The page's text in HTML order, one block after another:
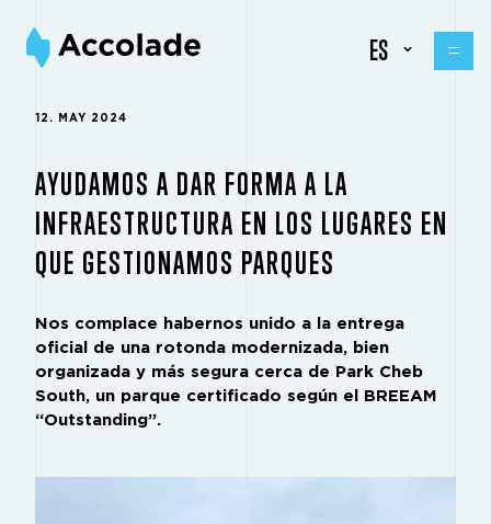
ES
12. MAY 2024
AYUDAMOS A DAR FORMA A LA
INFRAESTRUCTURA EN LOS LUGARES EN
QUE GESTIONAMOS PARQUES
Nos complace habernos unido a la entrega
oficial de una rotonda modernizada, bien
organizada y más segura cerca de Park Cheb
South, un parque certificado según el BREEAM
“Outstanding”.